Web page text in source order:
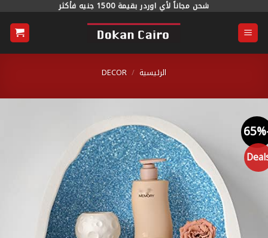
شحن مجاناً لأي اوردر بقيمة 1500 جنيه فأكثر
الرئيسية /
DECOR